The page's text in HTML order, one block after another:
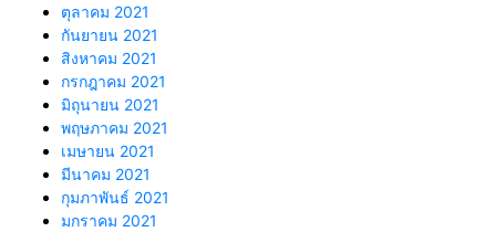
ตุลาคม 2021
กันยายน 2021
สิงหาคม 2021
กรกฎาคม 2021
มิถุนายน 2021
พฤษภาคม 2021
เมษายน 2021
มีนาคม 2021
กุมภาพันธ์ 2021
มกราคม 2021